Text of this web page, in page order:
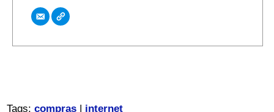
Tags: compras| internet